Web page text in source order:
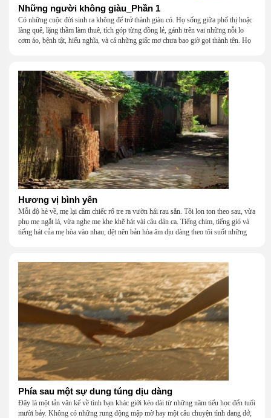
Những người không giàu_Phần 1
Có những cuộc đời sinh ra không để trở thành giàu có. Họ sống giữa phố thị hoặc
làng quê, lặng thầm làm thuê, tích góp từng đồng lẻ, gánh trên vai những nỗi lo
cơm áo, bệnh tật, hiếu nghĩa, và cả những giấc mơ chưa bao giờ gọi thành tên. Họ
một mái nhà bằng lòng thương, bằng sự nhẫn nại và một niềm tin cũ kỹ rằng: dẫu
nghèo đến đâu, cũng còn có nhau để quay về.
Hương vị bình yên
Mỗi độ hè về, mẹ lại cầm chiếc rổ tre ra vườn hái rau sắn. Tôi lon ton theo sau, vừa
phụ mẹ ngắt lá, vừa nghe mẹ khe khẽ hát vài câu dân ca. Tiếng chim, tiếng gió và
tiếng hát của mẹ hòa vào nhau, dệt nên bản hòa âm dịu dàng theo tôi suốt những
Phía sau một sự dung túng dịu dàng
Đây là một tản văn kể về tình bạn khác giới kéo dài từ những năm tiểu học đến tuổi
mười bảy. Không có những rung động mập mờ hay một câu chuyện tình dang dở,